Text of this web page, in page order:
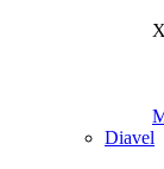
Diavel